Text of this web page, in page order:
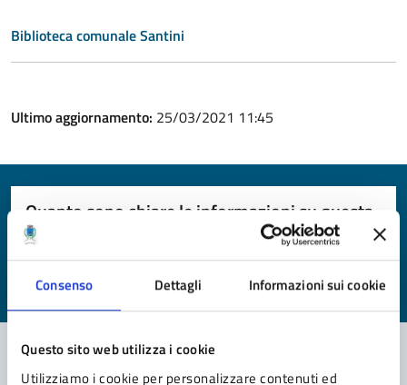
Consenso Dettagli Informazioni sui cookie
Questo sito web utilizza i cookie
Utilizziamo i cookie per personalizzare contenuti ed
Biblioteca comunale Santini
Ultimo aggiornamento: 25/03/2021 11:45
Quanto sono chiare le informazioni su questa
pagina?
Valuta 5 stelle su 5
Valuta 4 stelle su 5
Valuta 3 stelle su 5
Valuta 2 stelle su 5
Valuta 1 stelle su 5